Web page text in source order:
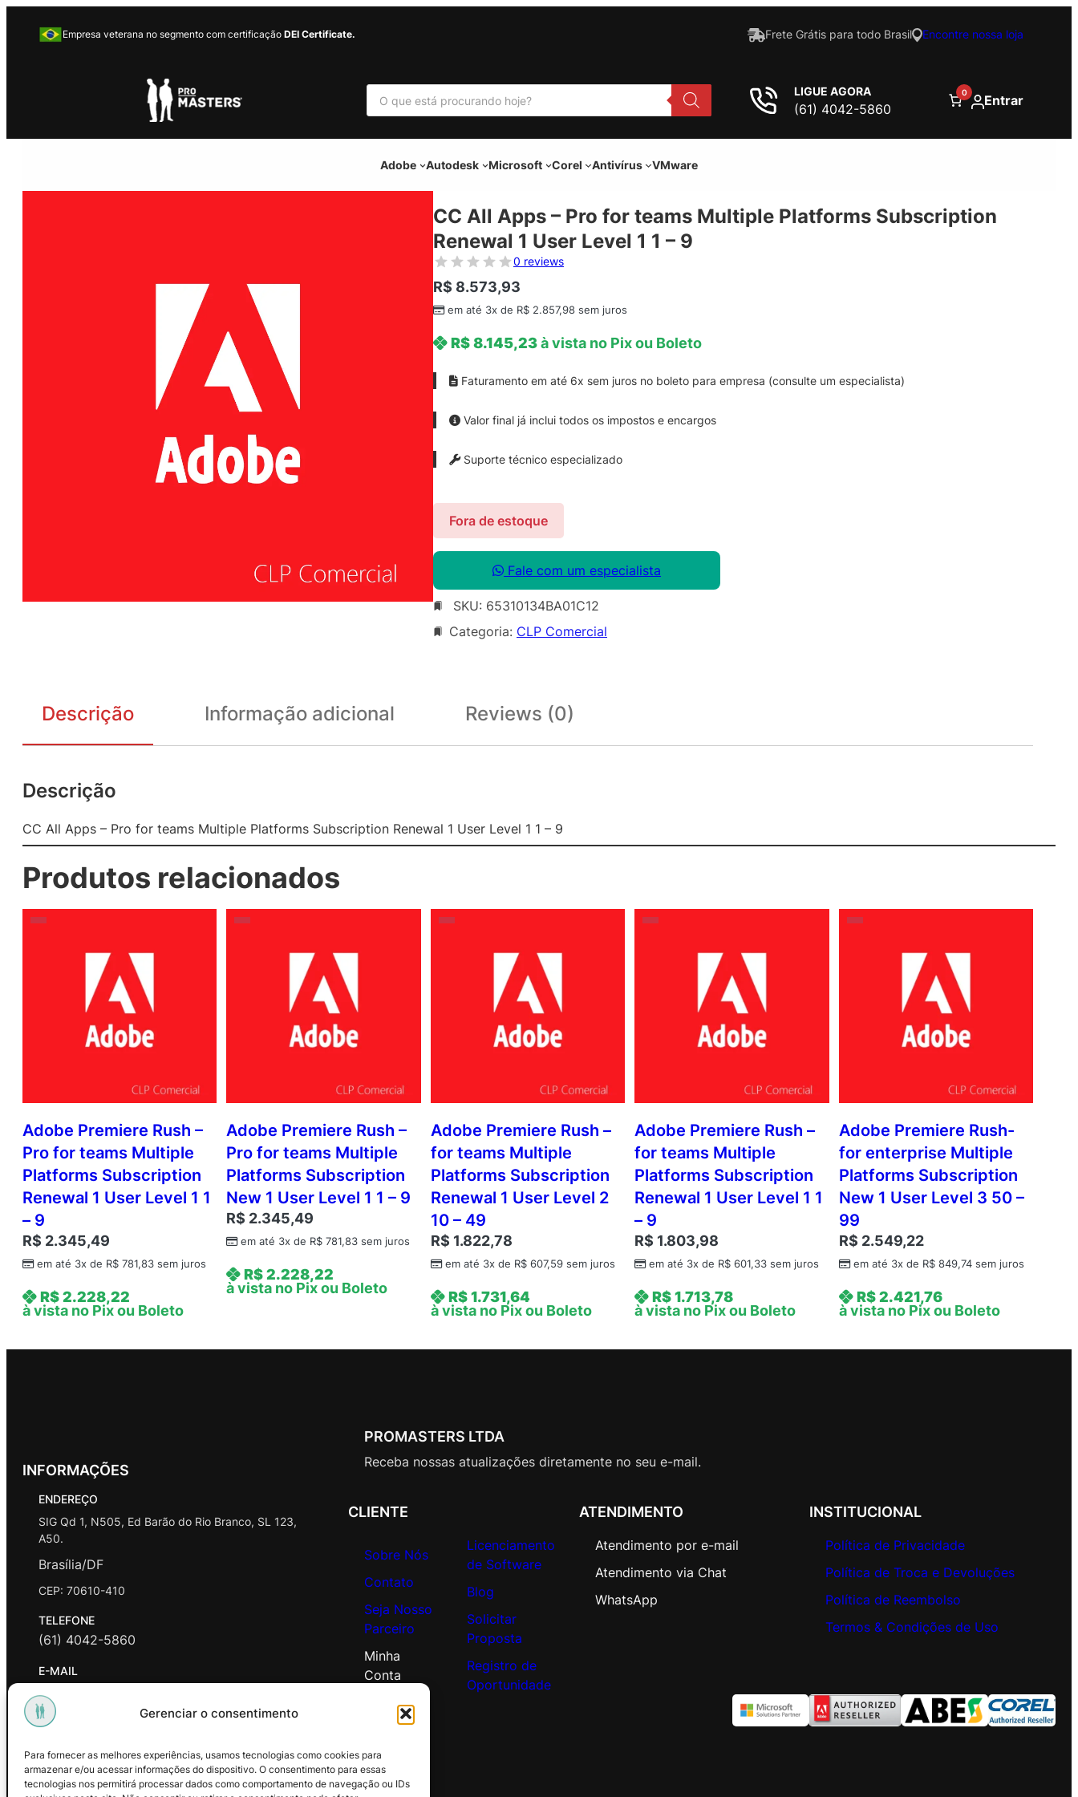
Gerenciar o consentimento
Para fornecer as melhores experiências, usamos tecnologias como cookies para
armazenar e/ou acessar informações do dispositivo. O consentimento para essas
tecnologias nos permitirá processar dados como comportamento de navegação ou IDs
Empresa veterana no segmento com certificação DEI Certificate. Frete Grátis para todo Brasil Encontre nossa loja
P
s
u
r
LIGUE AGORA
(61) 4042-5860
0 Entrar
Adobe Autodesk Microsoft Corel Antivírus VMware
CC All Apps – Pro for teams Multiple Platforms Subscription
Renewal 1 User Level 1 1 – 9
0 reviews
R$ 8.573,93
em até 3x de R$ 2.857,98 sem juros
R$8.145,23à vista no Pix ou Boleto
Faturamento em até 6x sem juros no boleto para empresa (consulte um especialista)
Valor final já inclui todos os impostos e encargos
Suporte técnico especializado
Fora de estoque
Fale com um especialista
SKU: 65310134BA01C12
Categoria: CLP Comercial
Descrição Informação adicional Reviews (0)
Descrição
CC All Apps – Pro for teams Multiple Platforms Subscription Renewal 1 User Level 1 1 – 9
Produtos relacionados
Adobe Premiere Rush –
Pro for teams Multiple
Platforms Subscription
Renewal 1 User Level 1 1
– 9
R$ 2.345,49
em até 3x de R$ 781,83 sem juros
R$2.228,22
à vista no Pix ou Boleto
Adobe Premiere Rush –
Pro for teams Multiple
Platforms Subscription
New 1 User Level 1 1 – 9
R$ 2.345,49
em até 3x de R$ 781,83 sem juros
R$2.228,22
à vista no Pix ou Boleto
Adobe Premiere Rush –
for teams Multiple
Platforms Subscription
Renewal 1 User Level 2
10 – 49
R$ 1.822,78
em até 3x de R$607,59sem juros
R$1.731,64
à vista no Pix ou Boleto
Adobe Premiere Rush –
for teams Multiple
Platforms Subscription
Renewal 1 User Level 1 1
– 9
R$ 1.803,98
em até 3x de R$ 601,33 sem juros
R$1.713,78
à vista no Pix ou Boleto
Adobe Premiere Rush-
for enterprise Multiple
Platforms Subscription
New 1 User Level 3 50 –
99
R$ 2.549,22
em até 3x de R$849,74sem juros
R$2.421,76
à vista no Pix ou Boleto
INFORMAÇÕES
ENDEREÇO
SIG Qd 1, N505, Ed Barão do Rio Branco, SL 123,
A50.
Brasília/DF
CEP: 70610-410
TELEFONE
(61) 4042-5860
E-MAIL
contato@promasters.net.br
HORÁRIO DE ATENDIMENTO
Facebook Instagram Youtube
PROMASTERS LTDA
Receba nossas atualizações diretamente no seu e-mail.
CLIENTE
Sobre Nós
Contato
Seja Nosso
Parceiro
Minha
Conta
Licenciamento
de Software
Blog
Solicitar
Proposta
Registro de
Oportunidade
ATENDIMENTO
Atendimento por e-mail
Atendimento via Chat
WhatsApp
INSTITUCIONAL
Política de Privacidade
Política de Troca e Devoluções
Política de Reembolso
Termos & Condições de Uso